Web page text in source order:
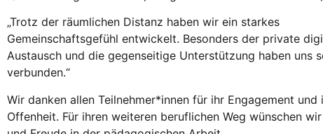
„Trotz der räumlichen Distanz haben wir ein starkes
Gemeinschaftsgefühl entwickelt. Besonders der private
Austausch und die gegenseitige Unterstützung haben uns
verbunden.“
Wir danken allen Teilnehmer*innen für ihr Engagement und
Offenheit. Für ihren weiteren beruflichen Weg wünschen